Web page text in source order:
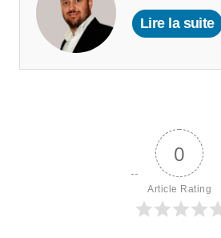
Lire la suite
0
Article Rating